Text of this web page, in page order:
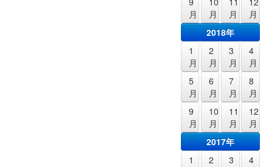
月
月
月
月
2018年
1
月
2
月
3
月
4
月
5
月
6
月
7
月
8
月
9
月
10
月
11
月
12
月
2017年
1
2
3
4